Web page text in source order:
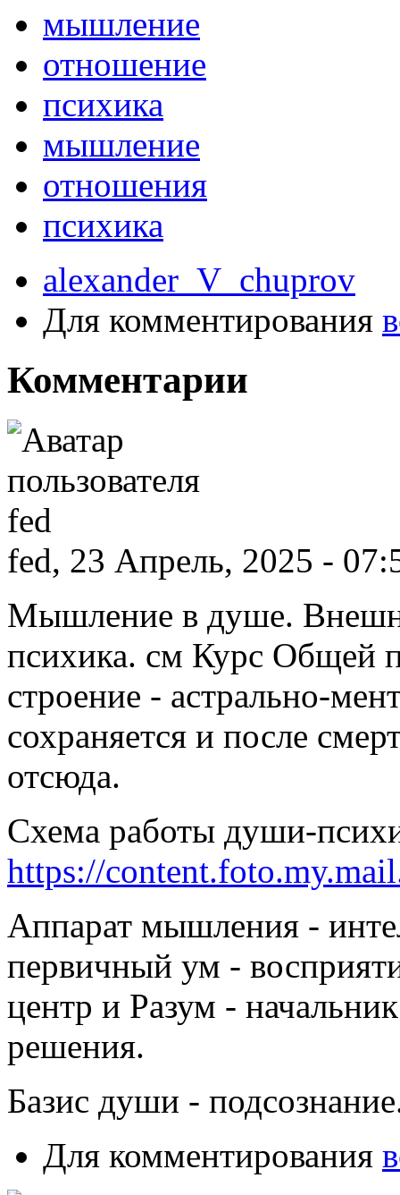
мышление
отношение
психика
мышление
отношения
психика
alexander_V_chuprov
Для комментирования
Комментарии
fed, 23 Апрель, 2025 -
Мышление в душе.
психика. см Курс Общей
строение - астрально-
сохраняется и после
отсюда.
Схема работы души-
https://
Аппарат мышления -
первичный ум -
центр и Разум -
решения.
Базис души -
Для комментирования